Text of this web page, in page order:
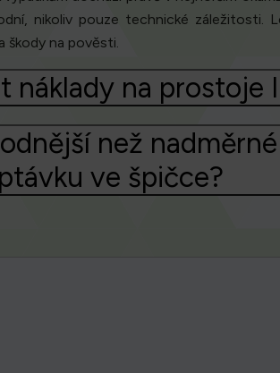
nikoliv pouze technické záležitosti.
škody na pověsti.
náklady na prostoje
než
ve špičce?